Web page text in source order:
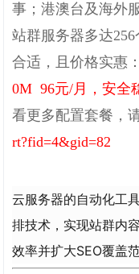
事；港澳台及海外
站群服务器多达
合适，且价格实惠
0M 96元/月
，安全
看更多配置套餐，
rt?fid=4&gid=82
云服务器的自动化工
排技术，实现站群内
效率并扩大SEO覆盖